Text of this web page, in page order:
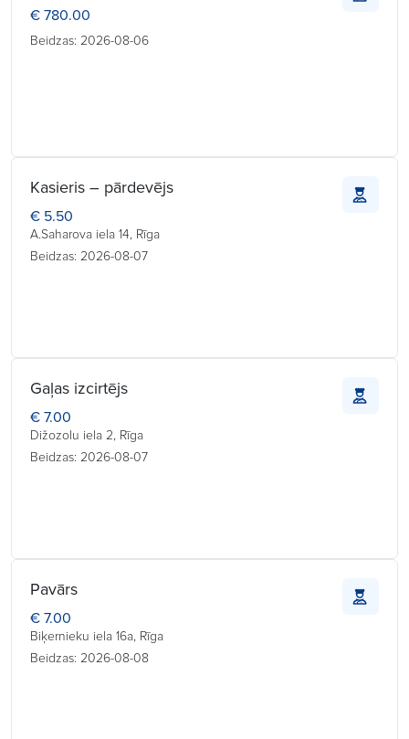
€ 780.00
Beidzas: 2026-08-06
Kasieris – pārdevējs
€ 5.50
A.Saharova iela 14, Rīga
Beidzas: 2026-08-07
Gaļas izcirtējs
€ 7.00
Dižozolu iela 2, Rīga
Beidzas: 2026-08-07
Pavārs
€ 7.00
Biķernieku iela 16a, Rīga
Beidzas: 2026-08-08